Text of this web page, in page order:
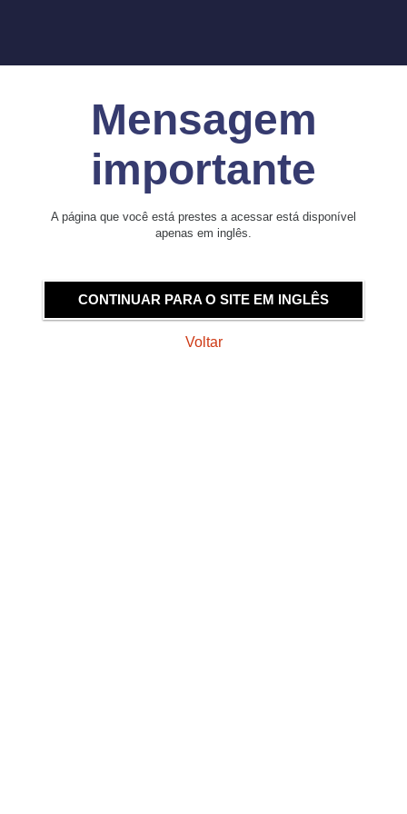
Mensagem
importante
A página que você está prestes a acessar está disponível
apenas em inglês.
CONTINUAR PARA O SITE EM INGLÊS
Voltar